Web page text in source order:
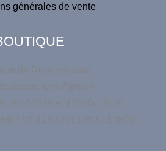
générales de vente
de Roquerousse
Les-Alpilles
: 8h-12h30 et 13h30-17h30
: 8h-12h30 et 13h30-17h00